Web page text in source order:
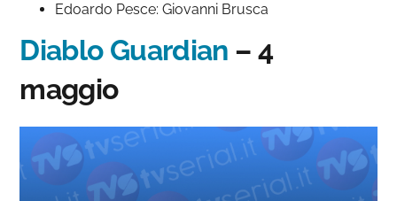
Edoardo Pesce: Giovanni Brusca
Diablo Guardian – 4
maggio